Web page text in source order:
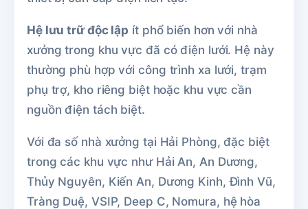
Hệ lưu trữ độc lập ít phổ biến hơn với nhà
xưởng trong khu vực đã có điện lưới. Hệ này
thường phù hợp với công trình xa lưới, trạm
phụ trợ, kho riêng biệt hoặc khu vực cần
nguồn điện tách biệt.
Với đa số nhà xưởng tại Hải Phòng, đặc biệt
trong các khu vực như Hải An, An Dương,
Thủy Nguyên, Kiến An, Dương Kinh, Đình Vũ,
Tràng Duệ, VSIP, Deep C, Nomura, hệ hòa